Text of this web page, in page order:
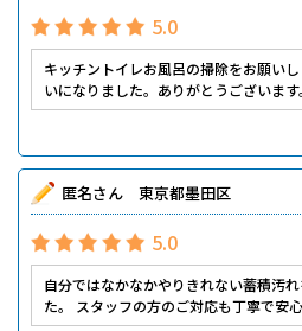
5.0
キッチントイレお風呂の掃除をお願い
いになりました。ありがとうございます。
匿名さん 東京都墨田区
5.0
自分ではなかなかやりきれない蓄積汚
た。 スタッフの方のご対応も丁寧で安